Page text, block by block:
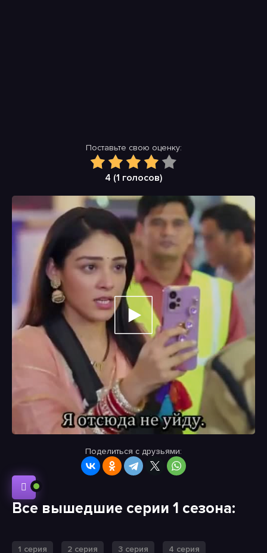
Поставьте свою оценку:
4 (1 голосов)
Поделиться с друзьями:
Все вышедшие серии 1 сезона:
1 серия 2 серия 3 серия 4 серия